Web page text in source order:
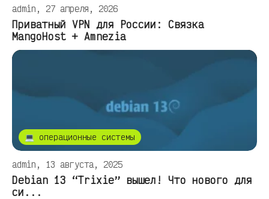
admin, 27 апреля, 2026
Приватный VPN для России: Связка
MangoHost + Amnezia
💻 операционные системы
admin, 13 августа, 2025
Debian 13 “Trixie” вышел! Что нового для
си...